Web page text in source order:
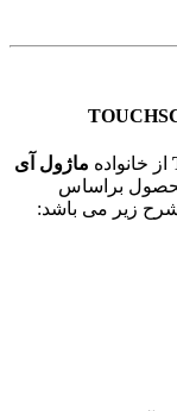
از خانواده ماژول آی
شرح زیر می باشد: